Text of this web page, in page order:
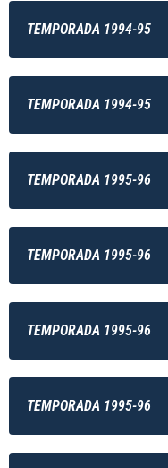
TEMPORADA 1994-95
TEMPORADA 1994-95
TEMPORADA 1995-96
TEMPORADA 1995-96
TEMPORADA 1995-96
TEMPORADA 1995-96